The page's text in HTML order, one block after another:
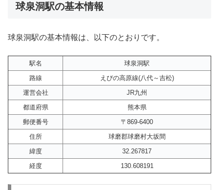
球泉洞駅の基本情報
球泉洞駅の基本情報は、以下のとおりです。
駅名
球泉洞駅
路線
えびの高原線(八代～吉松)
運営会社
JR九州
都道府県
熊本県
郵便番号
〒869-6400
住所
球磨郡球磨村大坂間
緯度
32.267817
経度
130.608191